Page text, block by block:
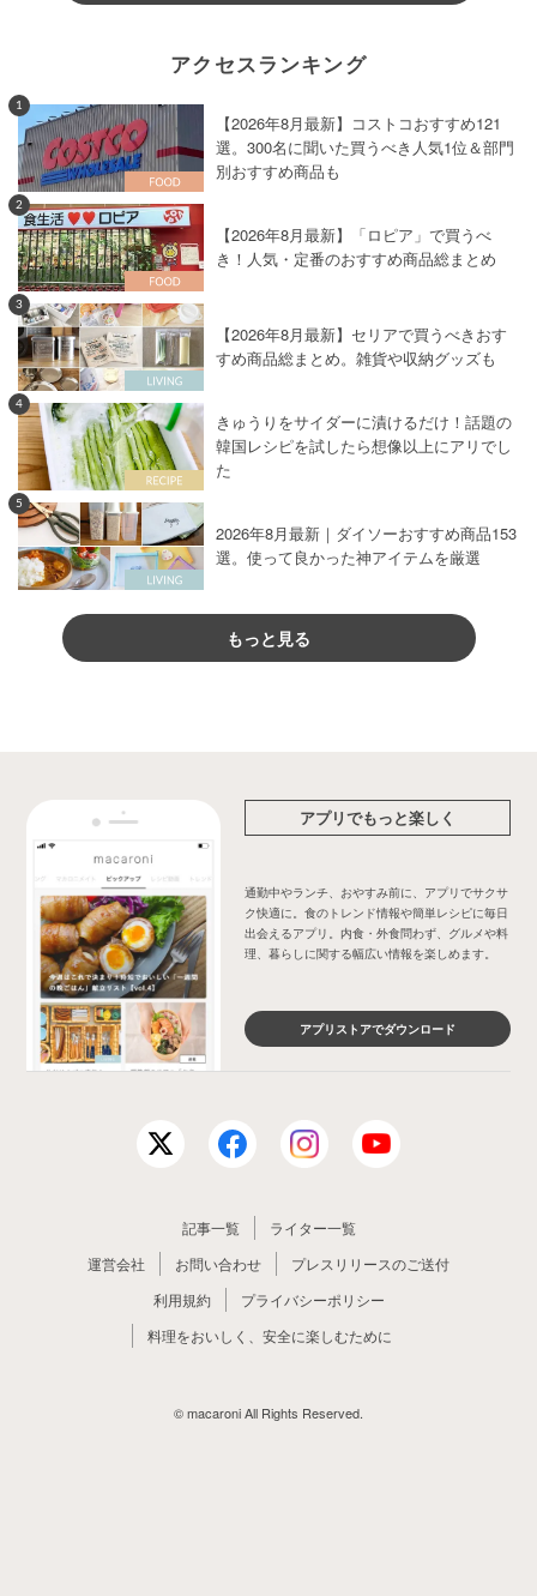
アクセスランキング
1
【2026年8月最新】コストコおすすめ121
選。300名に聞いた買うべき人気1位＆部門
別おすすめ商品も
2
【2026年8月最新】「ロピア」で買うべ
き！人気・定番のおすすめ商品総まとめ
3
【2026年8月最新】セリアで買うべきおす
すめ商品総まとめ。雑貨や収納グッズも
4
きゅうりをサイダーに漬けるだけ！話題の
韓国レシピを試したら想像以上にアリでし
た
5
2026年8月最新｜ダイソーおすすめ商品153
選。使って良かった神アイテムを厳選
もっと見る
アプリでもっと楽しく
通勤中やランチ、おやすみ前に、アプリでサクサ
ク快適に。食のトレンド情報や簡単レシピに毎日
出会えるアプリ。内食・外食問わず、グルメや料
理、暮らしに関する幅広い情報を楽しめます。
アプリストアでダウンロード
記事一覧
ライター一覧
運営会社
お問い合わせ
プレスリリースのご送付
利用規約
プライバシーポリシー
料理をおいしく、安全に楽しむために
© macaroni All Rights Reserved.